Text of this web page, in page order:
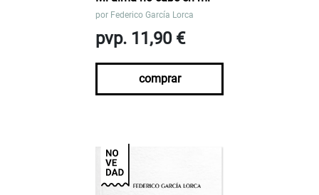
por Federico García Lorca
pvp. 11,90 €
comprar